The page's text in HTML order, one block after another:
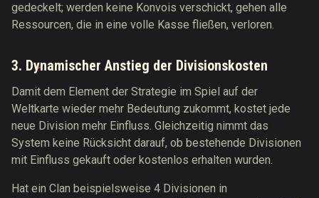
gedeckelt; werden keine Konvois verschickt, gehen alle
Ressourcen, die in eine volle Kasse fließen, verloren.
3. Dynamischer Anstieg der Divisionskosten
Damit dem Element der Strategie im Spiel auf der
Weltkarte wieder mehr Bedeutung zukommt, kostet jede
neue Division mehr Einfluss. Gleichzeitig nimmt das
System keine Rücksicht darauf, ob bestehende Divisionen
mit Einfluss gekauft oder kostenlos erhalten wurden.
Hat ein Clan beispielsweise 4 Divisionen in